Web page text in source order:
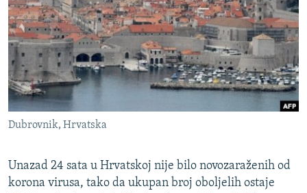
RSE PRIČE IZ SVIJETA
ISPRIČAJ MI
DNEVNO@RSE
SPECIJALI RSE
VIŠE OD NASLOVA
GENOCID U SREBRENICI
POPLAVE I KLIZIŠTA U BIH 2024.
TV LIBERTY
PRATITE NAS
Sve RFE/RL stranice
Dubrovnik, Hrvatska
Unazad 24 sata u Hrvatskoj nije bilo novozaraženih od
korona virusa, tako da ukupan broj oboljelih ostaje